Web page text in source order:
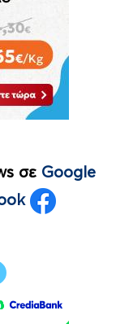
σε Google